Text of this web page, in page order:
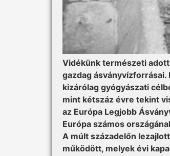
Vidékünk természeti
gazdag
kizárólag gyógyászati
mint kétszáz évre tekint
az Európa Legjobb
Európa számos
A múlt századelőn
működött, melyek évi